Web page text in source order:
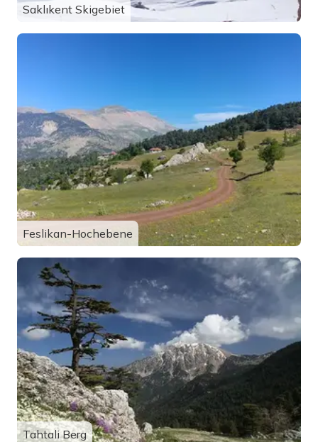
Saklıkent Skigebiet
Feslikan-Hochebene
Tahtali Berg